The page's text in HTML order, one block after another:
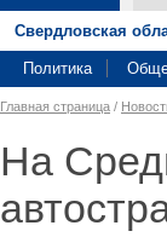
Свердловская
Политика
Главная страница /
На